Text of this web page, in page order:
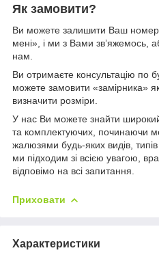
Як замовити?
Ви можете залишити Ваш номер
мені», і ми з Вами зв’яжемось,
нам.
Ви отримаєте консультацію по
можете замовити «замірника»
визначити розміри.
У нас Ви можете знайти
та комплектуючих, починаючи
жалюзями будь-яких видів,
ми підходим зі всією увагою,
відповімо на всі запитання.
Приховати
Характеристики